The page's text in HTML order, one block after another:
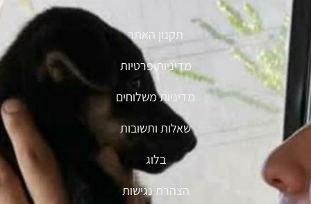
תקנון האתר
מדיניות פרטיות
מדיניות משלוחים
שאלות ותשובות
בלוג
הצהרת נגישות